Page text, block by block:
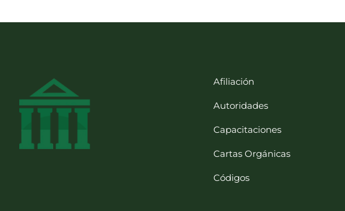
Afiliación
Autoridades
Capacitaciones
Cartas Orgánicas
Códigos